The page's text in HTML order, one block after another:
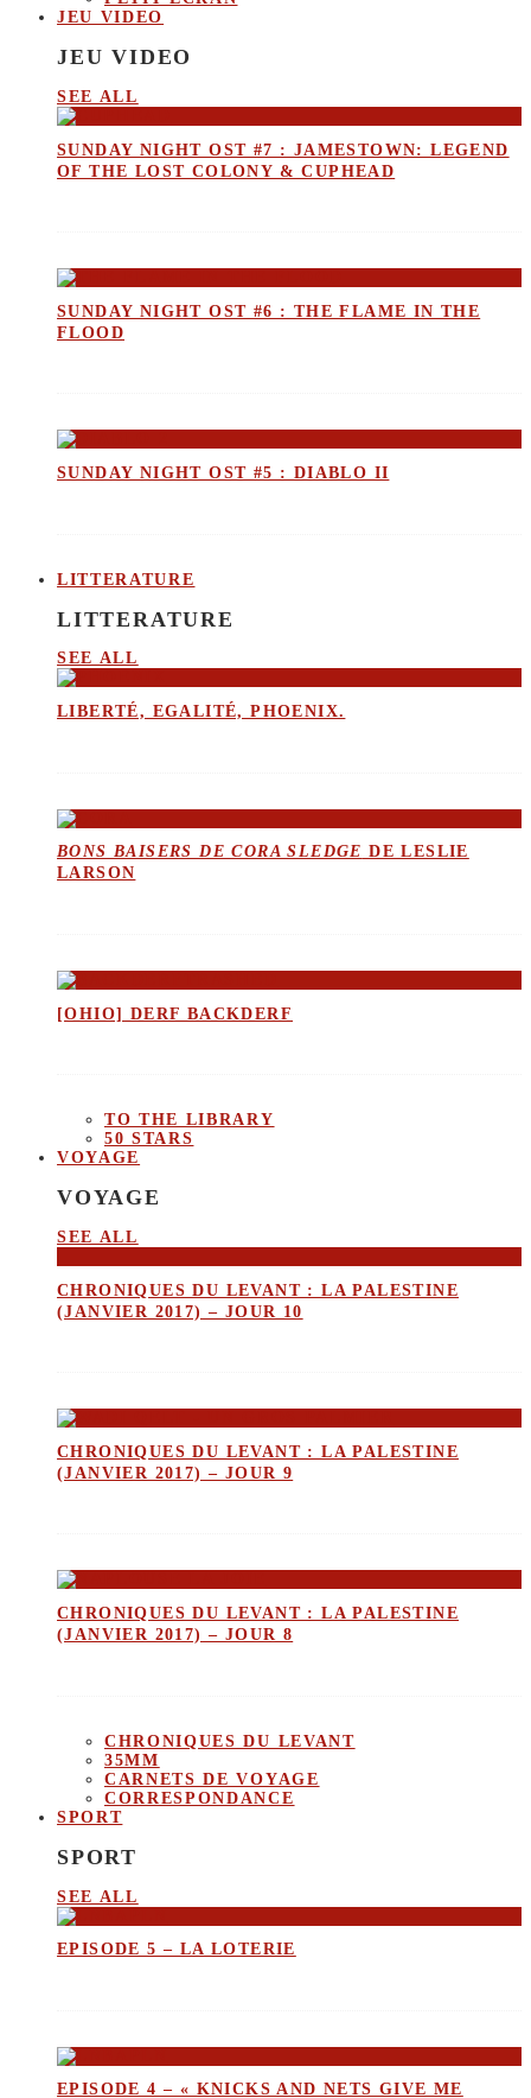
JEU VIDEO
JEU VIDEO
SEE ALL
SUNDAY NIGHT OST #7 : JAMESTOWN: LEGEND
OF THE LOST COLONY & CUPHEAD
SUNDAY NIGHT OST #6 : THE FLAME IN THE
FLOOD
SUNDAY NIGHT OST #5 : DIABLO II
LITTERATURE
LITTERATURE
SEE ALL
LIBERTÉ, EGALITÉ, PHOENIX.
BONS BAISERS DE CORA SLEDGE DE LESLIE
LARSON
[OHIO] DERF BACKDERF
TO THE LIBRARY
50 STARS
VOYAGE
VOYAGE
SEE ALL
CHRONIQUES DU LEVANT : LA PALESTINE
(JANVIER 2017) – JOUR 10
CHRONIQUES DU LEVANT : LA PALESTINE
(JANVIER 2017) – JOUR 9
CHRONIQUES DU LEVANT : LA PALESTINE
(JANVIER 2017) – JOUR 8
CHRONIQUES DU LEVANT
35MM
CARNETS DE VOYAGE
CORRESPONDANCE
SPORT
SPORT
SEE ALL
EPISODE 5 – LA LOTERIE
EPISODE 4 – « KNICKS AND NETS GIVE ME